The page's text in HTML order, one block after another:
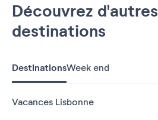
Découvrez d'autres
destinations
DestinationsWeek end
Vacances Lisbonne